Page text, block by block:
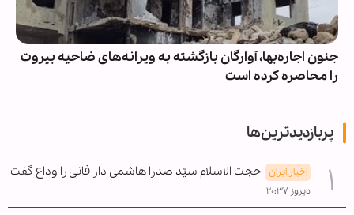
جنون اجاره‌بها، آوارگان بازگشته به ویرانه‌های ضاحیه بیروت
را محاصره کرده است
پربازدیدترین‌ها
اخبار ایران حجت الاسلام سیّد صدرا هاشمی دار فانی را وداع گفت
دیروز ۲۰:۳۷